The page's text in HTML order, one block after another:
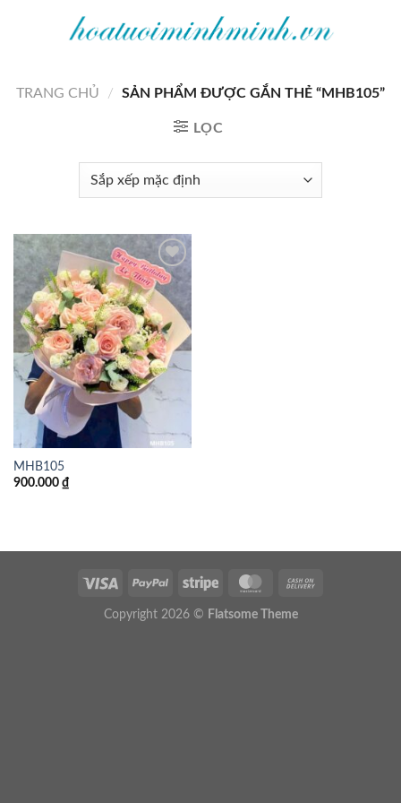
TRANG CHỦ
/ SẢN PHẨM ĐƯỢC GẮN THẺ “MHB105”
LỌC
Add to
wishlist
MHB105
900.000 ₫
Copyright 2026 © Flatsome Theme